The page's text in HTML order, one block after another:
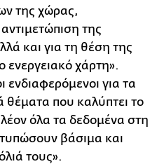
της χώρας,
της
και για τη θέση της
ενεργειακό χάρτη».
ενδιαφερόμενοι για τα
θέματα που καλύπτει το
όλα τα δεδομένα στη
βάσιμα και
τους».